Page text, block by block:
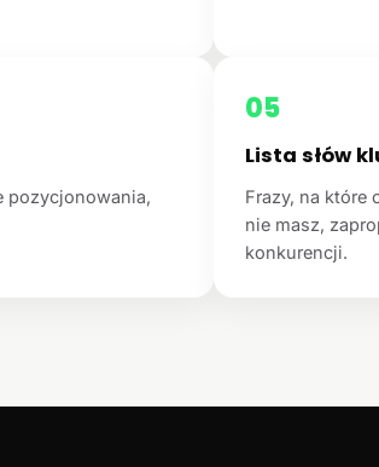
pozycjonowania,
05
Lista słów
Frazy, na które
nie masz,
konkurencji.